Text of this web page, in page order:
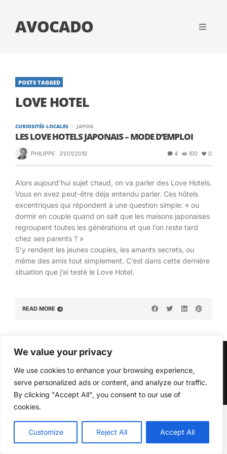
We value your privacy
We use cookies to enhance your browsing experience,
serve personalized ads or content, and analyze our traffic.
By clicking "Accept All", you consent to our use of
cookies.
Customize Reject All Accept All
AVOCADO
POSTS TAGGED
LOVE HOTEL
CURIOSITÉS LOCALES JAPON
LES LOVE HOTELS JAPONAIS – MODE D’EMPLOI
PHILIPPE 31/01/2010 4 100 0
Alors aujourd’hui sujet chaud, on va parler des Love Hotels.
Vous en avez peut-être déja entendu parler. Ces hôtels
excentriques qui répondent à une question simple: « ou
dormir en couple quand on sait que les maisons japonaises
regroupent toutes les générations et que l’on reste tard
chez ses parents ? »
S’y rendent les jeunes couples, les amants secrets, ou
même des amis tout simplement. C’est dans cette dernière
situation que j’ai testé le Love Hotel.
READ MORE
© Copyright 2026, All Rights Reserved
↑ Back to top